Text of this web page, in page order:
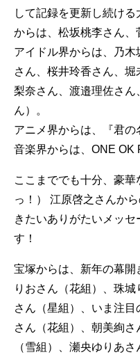
して記録を更新し続け
からは、松坂桃李さん、
アイドル界からは、乃
さん、桜井玲香さん、
梨奈さん、渡邉理佐さん
ん）。
アニメ界からは、『君の
音楽界からは、ONE OK
ここまででも十分、豪
っ！） 江原啓之さんか
きたいありがたいメッセ
す！
宝塚からは、新年の幕
りおさん（花組）、珠
さん（星組）、いま注
さん（花組）、朝美絢
（雪組）、瀬央ゆりあ